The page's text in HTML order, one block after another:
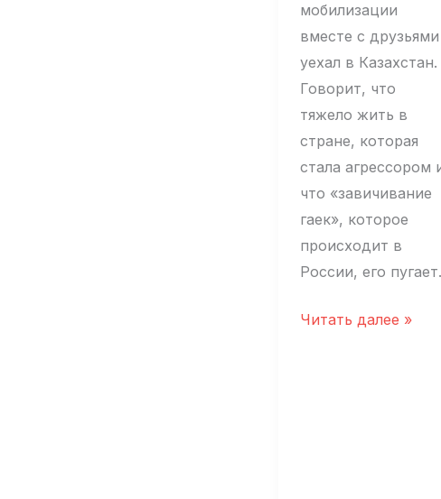
мобилизации
вместе с друзьями
уехал в Казахстан.
Говорит, что
тяжело жить в
стране, которая
стала агрессором
что «завичивание
гаек», которое
происходит в
России, его пугает.
Юмор
Читать далее »